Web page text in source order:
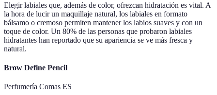
Elegir labiales que, además de color, ofrezcan hidratación es vital. A
la hora de lucir un maquillaje natural, los labiales en formato
bálsamo o cremoso permiten mantener los labios suaves y con un
toque de color. Un 80% de las personas que probaron labiales
hidratantes han reportado que su apariencia se ve más fresca y
natural.
Brow Define Pencil
Perfumería Comas ES